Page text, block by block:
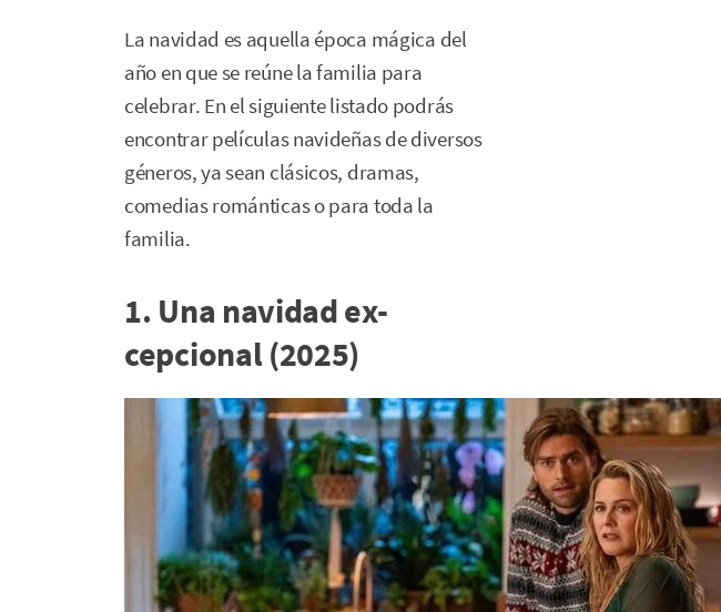
La navidad es aquella época mágica del
año en que se reúne la familia para
celebrar. En el siguiente listado podrás
encontrar películas navideñas de diversos
géneros, ya sean clásicos, dramas,
comedias románticas o para toda la
familia.
1. Una navidad ex-
cepcional (2025)